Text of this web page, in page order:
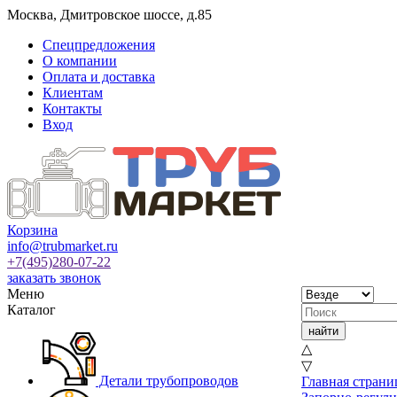
Москва, Дмитровское шоссе, д.85
Спецпредложения
О компании
Оплата и доставка
Клиентам
Контакты
Вход
Корзина
info@trubmarket.ru
+7(495)280-07-22
заказать звонок
Меню
Каталог
Детали трубопроводов
△
▽
Главная